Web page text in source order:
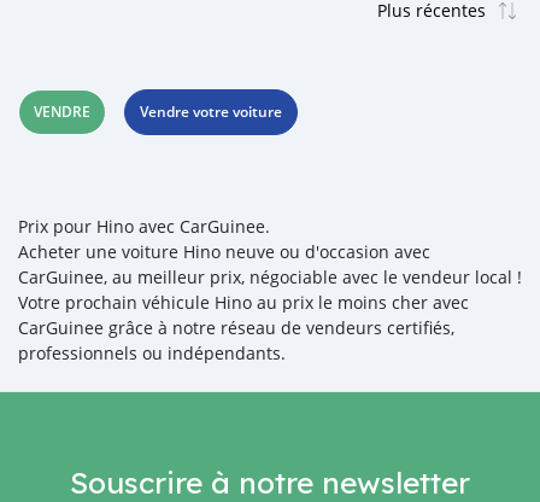
VENDRE Vendre votre voiture
Prix pour Hino avec CarGuinee.
Acheter une voiture Hino neuve ou d'occasion avec
CarGuinee, au meilleur prix, négociable avec le vendeur local !
Votre prochain véhicule Hino au prix le moins cher avec
CarGuinee grâce à notre réseau de vendeurs certifiés,
professionnels ou indépendants.
Souscrire à notre newsletter